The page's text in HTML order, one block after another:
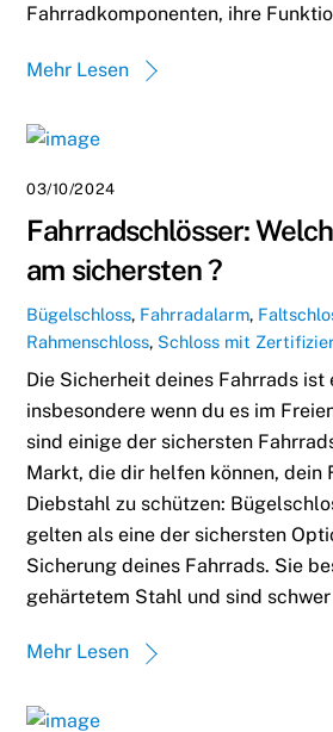
Fahrradkomponenten, ihre
Mehr Lesen
03/10/2024
Fahrradschlösser:
am sichersten ?
Bügelschloss, Fahrradalarm,
Rahmenschloss, Schloss mit
Die Sicherheit deines Fahrrads ist
insbesondere wenn du es im
sind einige der sichersten
Markt, die dir helfen können, dein
Diebstahl zu schützen:
gelten als eine der sichersten
Sicherung deines Fahrrads. Sie
gehärtetem Stahl und sind
Mehr Lesen